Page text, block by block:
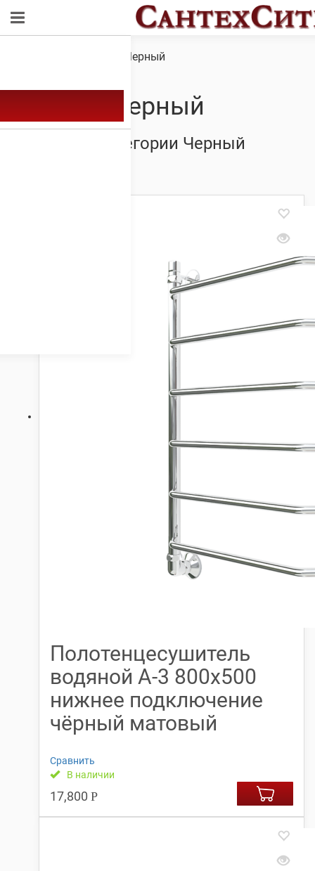
/ Товар Цвет / Черный
Черный
Товары из категории Черный
Полотенцесушитель
водяной А-3 800х500
нижнее подключение
чёрный матовый
Сравнить
В наличии
17,800 Р